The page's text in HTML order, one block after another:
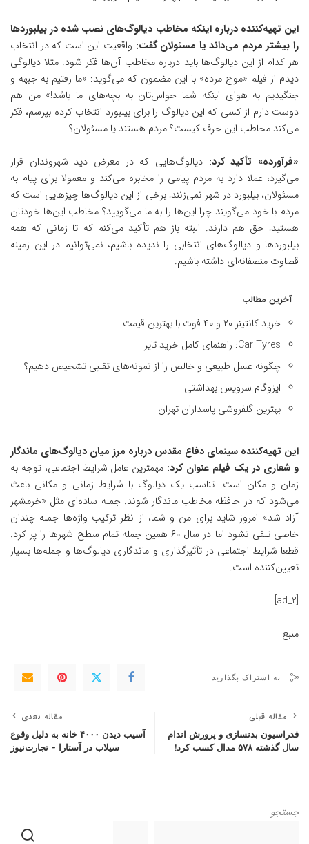
این تهیه‌کننده درباره اینکه مخاطب دیالوگ‌های نصب شده در بیلبوردها
را بیشتر مردم می‌داند یا مسئولان گفت: واقعیت این است که در انتخاب
هر کدام از این دیالوگ‌ها باید درباره مخاطب آن‌ها فکر شود. مثلا دیالوگی
دیدم از فیلم «موج مرده» با این مضمون که می‌گوید: «ما رفتیم به جبهه و
جنگیدیم به هوای اینکه شما حواس‌تان به بچه‌های ما باشد!» من هم
دوست دارم از کسی که این دیالوگ را برای بیلبورد انتخاب کرده بپرسم، فکر
می‌کند مخاطب این حرف کیست؟ مردم هستند یا مسئولان؟
«فرآورده» تأکید کرد: دیالوگ‌هایی که در معرض دید شهروندان قرار
می‌گیرد، عملا دارد به مردم پیامی را مخابره می‌کند و معمولا برای پیام به
مسئولان، بیلبورد در شهر نمی‌زنند! برخی از این دیالوگ‌ها چیزهایی است که
مردم با خود می‌گویند چرا این‌ها را به ما می‌گویید؟ مخاطب این‌ها خودتان
هستید! حق هم دارند. البته باز هم تأکید می‌کنم که تا زمانی که همه
بیلبوردها و دیالوگ‌های انتخابی را ندیده باشیم، نمی‌توانیم در این زمینه
قضاوت منصفانه‌ای داشته باشیم.
آخرین مطالب
خرید کانتینر ۲۰ و ۴۰ فوت با بهترین قیمت
Car Tyres: راهنمای کامل خرید تایر
چگونه عسل طبیعی و خالص را از نمونه‌های تقلبی تشخیص دهیم؟
ایزوگام سرویس بهداشتی
بهترین گلفروشی پاسداران تهران
این تهیه‌کننده سینمای دفاع مقدس درباره مرز میان دیالوگ‌های ماندگار
و شعاری در یک فیلم عنوان کرد: مهمترین عامل شرایط اجتماعی، توجه به
زمان و مکان است. تناسب یک دیالوگ با شرایط زمانی و مکانی باعث
می‌شود که در حافظه مخاطب ماندگار شوند. جمله ساده‌ای مثل «خرمشهر
آزاد شد» امروز شاید برای من و شما، از نظر ترکیب واژه‌ها جمله چندان
خاصی تلقی نشود اما در سال ۶۰ همین جمله تمام سطح شهرها را پر کرد.
قطعا شرایط اجتماعی در تأثیرگذاری و ماندگاری دیالوگ‌ها و جمله‌ها بسیار
تعیین‌کننده است.
[ad_2]
منبع
به اشتراک بگذارید
مقاله قبلی
فدراسیون بدنسازی و پرورش اندام
سال گذشته ۵۷۸ مدال کسب کرد!
مقاله بعدی
آسیب دیدن ۴۰۰۰ خانه به دلیل وقوع
سیلاب در آستارا – تجارت‌نیوز
جستجو